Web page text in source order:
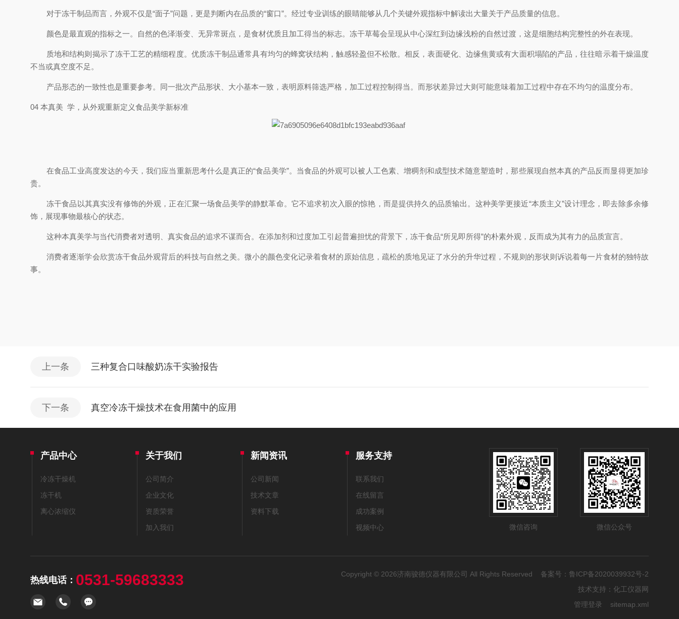
对于冻干制品而言，外观不仅是“面子”问题，更是判断内在品质的“窗口”。经过专业训练的眼睛能够从几个关键外观指标中解读出大量关于产品质量的信息。
颜色是最直观的指标之一。自然的色泽渐变、无异常斑点，是食材优质且加工得当的标志。冻干草莓会呈现从中心深红到边缘浅粉的自然过渡，这是细胞结构完整性的外在表现。
质地和结构则揭示了冻干工艺的精细程度。优质冻干制品通常具有均匀的蜂窝状结构，触感轻盈但不松散。相反，表面硬化、边缘焦黄或有大面积塌陷的产品，往往暗示着干燥温度
不当或真空度不足。
产品形态的一致性也是重要参考。同一批次产品形状、大小基本一致，表明原料筛选严格，加工过程控制得当。而形状差异过大则可能意味着加工过程中存在不均匀的温度分布。
04 本真美 学，从外观重新定义食品美学新标准
在食品工业高度发达的今天，我们应当重新思考什么是真正的“食品美学”。当食品的外观可以被人工色素、增稠剂和成型技术随意塑造时，那些展现自然本真的产品反而显得更加珍
贵。
冻干食品以其真实没有修饰的外观，正在汇聚一场食品美学的静默革命。它不追求初次入眼的惊艳，而是提供持久的品质输出。这种美学更接近“本质主义”设计理念，即去除多余修
饰，展现事物最核心的状态。
这种本真美学与当代消费者对透明、真实食品的追求不谋而合。在添加剂和过度加工引起普遍担忧的背景下，冻干食品“所见即所得”的朴素外观，反而成为其有力的品质宣言。
消费者逐渐学会欣赏冻干食品外观背后的科技与自然之美。微小的颜色变化记录着食材的原始信息，疏松的质地见证了水分的升华过程，不规则的形状则诉说着每一片食材的独特故
事。
上一条 三种复合口味酸奶冻干实验报告
下一条 真空冷冻干燥技术在食用菌中的应用
产品中心
冷冻干燥机
冻干机
离心浓缩仪
关于我们
公司简介
企业文化
资质荣誉
加入我们
新闻资讯
公司新闻
技术文章
资料下载
服务支持
联系我们
在线留言
成功案例
视频中心
微信咨询 微信公众号
热线电话： 0531-59683333 Copyright © 2026济南骏德仪器有限公司 All Rights Reserved 备案号： 鲁ICP备2020039932号-2
技术支持： 化工仪器网
管理登录
sitemap.xml